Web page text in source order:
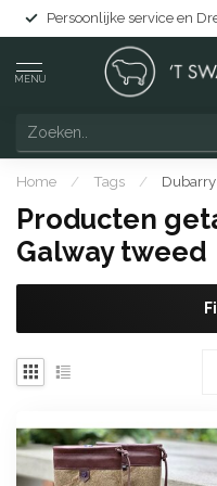
Persoonlijke service en
MENU
Home / Tags /
Producten
Galway tweed